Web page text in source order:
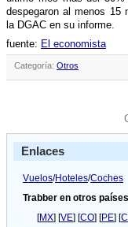
despegaron al menos 15
la DGAC en su informe.
fuente: El economista
Categoría: Otros
Enlaces
Vuelos/Hoteles/Coches
Trabber en otros
[MX] [VE] [CO] [PE] [